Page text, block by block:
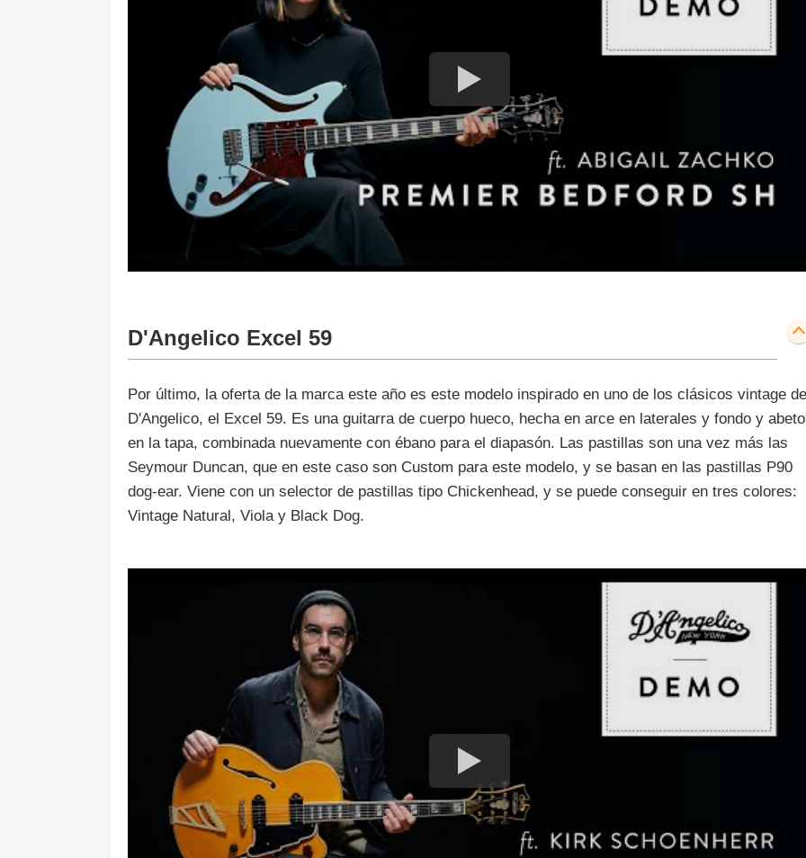
D'Angelico Excel 59
Por último, la oferta de la marca este año es este modelo inspirado en uno de los clásicos vintage de
D'Angelico, el Excel 59. Es una guitarra de cuerpo hueco, hecha en arce en laterales y fondo y abeto
en la tapa, combinada nuevamente con ébano para el diapasón. Las pastillas son una vez más las
Seymour Duncan, que en este caso son Custom para este modelo, y se basan en las pastillas P90
dog-ear. Viene con un selector de pastillas tipo Chickenhead, y se puede conseguir en tres colores:
Vintage Natural, Viola y Black Dog.